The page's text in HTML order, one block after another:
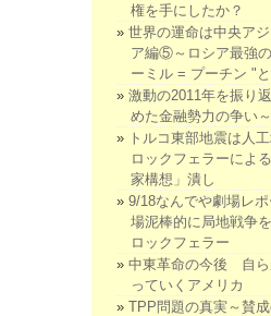
権を手にしたか？
世界の運命は中央ア
ア編⑤～ロシア最強
ーミル = プーチン "
激動の2011年を振り
めた金融勢力の争い～
トルコ東部地震は人
ロックフェラーによ
家構想」潰し
9/18なんでや劇場レ
場泥棒的に局地戦争
ロックフェラー
中東革命の今後 自ら
っていくアメリカ
TPP問題の真実～賛